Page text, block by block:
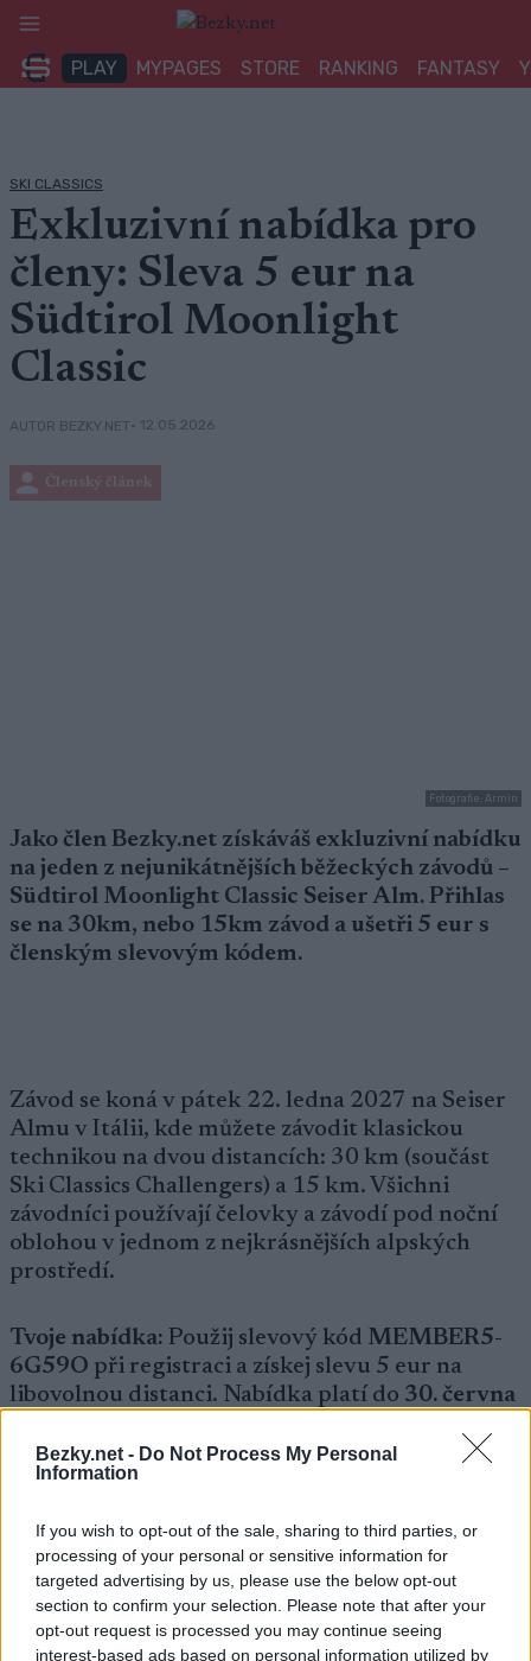
Bezky.net - Do Not Process My Personal
Information
If you wish to opt-out of the sale, sharing to third parties, or
processing of your personal or sensitive information for
targeted advertising by us, please use the below opt-out
section to confirm your selection. Please note that after your
opt-out request is processed you may continue seeing
interest-based ads based on personal information utilized by
Přeskočit
obsah
PLAY MYPAGES STORE RANKING FANTASY
SKI CLASSICS
Exkluzivní nabídka pro
členy: Sleva 5 eur na
Südtirol Moonlight
Classic
AUTOR BEZKY.NET• 12.05.2026
Členský článek
Fotografie: Armin
Jako člen Bezky.net získáváš exkluzivní nabídku
na jeden z nejunikátnějších běžeckých závodů –
Südtirol Moonlight Classic Seiser Alm. Přihlas
se na 30km, nebo 15km závod a ušetři 5 eur s
členským slevovým kódem.
Závod se koná v pátek 22. ledna 2027 na Seiser
Almu v Itálii, kde můžete závodit klasickou
technikou na dvou distancích: 30 km (součást
Ski Classics Challengers) a 15 km. Všichni
závodníci používají čelovky a závodí pod noční
oblohou v jednom z nejkrásnějších alpských
prostředí.
Tvoje nabídka: Použij slevový kód MEMBER5-
6G59O při registraci a získej slevu 5 eur na
libovolnou distanci. Nabídka platí do 30. června
Nezapomeň zadat slevový kód při platbě, abys
získal svou členskou cenu.